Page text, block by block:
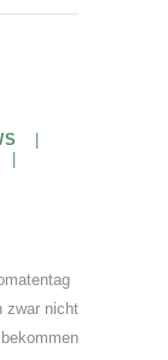
zwar nicht